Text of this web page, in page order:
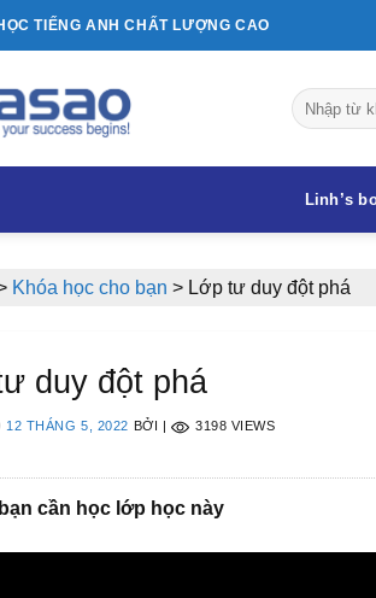
TIẾNG ANH CHẤT LƯỢNG CAO
Linh’s
Khóa học cho bạn > Lớp tư duy đột phá
duy đột phá
12 THÁNG 5, 2022 BỞI 3198 VIEWS
cần học lớp học này